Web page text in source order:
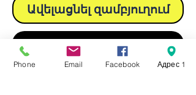
Ավելացնել զամբյուղում
Buy Now
Phone Email Facebook Адрес 1